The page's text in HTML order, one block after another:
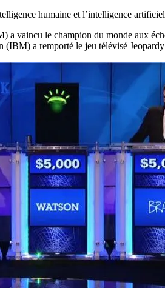
humaine et l’intelligence
a vaincu le champion du monde aux
a remporté le jeu télévisé